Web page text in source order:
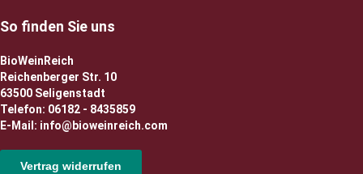
So finden Sie uns
BioWeinReich
Reichenberger Str. 10
63500 Seligenstadt
Telefon: 06182 - 8435859
E-Mail: info@bioweinreich.com
Vertrag widerrufen